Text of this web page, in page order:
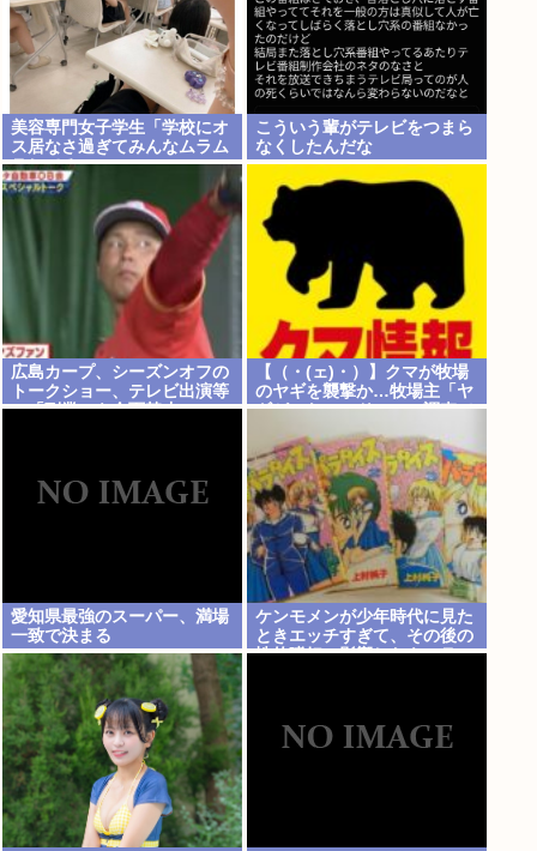
美容専門女子学生「学校にオ
ス居なさ過ぎてみんなムラム
ラしてる 」
こういう輩がテレビをつまら
なくしたんだな
広島カープ、シーズンオフの
トークショー、テレビ出演等
の「副業」を全面禁止www
【（・(ェ)・）】クマが牧場
のヤギを襲撃か…牧場主「ヤ
ギがいない」ドローン調査で
近くの川でヤギを捕食するク
マ確認 北海道八雲町
愛知県最強のスーパー、満場
一致で決まる
ケンモメンが少年時代に見た
ときエッチすぎて、その後の
性的嗜好に影響したキャラ